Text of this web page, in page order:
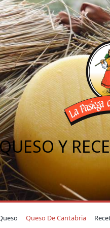
Y
Queso De Cantabria